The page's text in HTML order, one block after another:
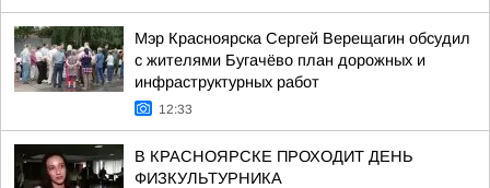
Мэр Красноярска Сергей Верещагин обсудил
с жителями Бугачёво план дорожных и
инфраструктурных работ
12:33
В КРАСНОЯРСКЕ ПРОХОДИТ ДЕНЬ
ФИЗКУЛЬТУРНИКА